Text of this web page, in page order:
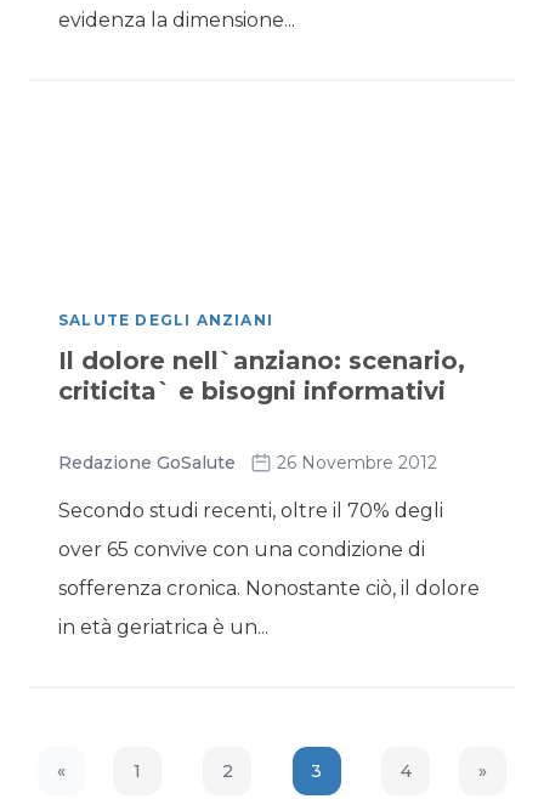
evidenza la dimensione...
SALUTE DEGLI ANZIANI
Il dolore nell`anziano: scenario,
criticita` e bisogni informativi
Redazione GoSalute 26 Novembre 2012
Secondo studi recenti, oltre il 70% degli
over 65 convive con una condizione di
sofferenza cronica. Nonostante ciò, il dolore
in età geriatrica è un...
«
Previous Page
1 2 3 4 Next
»